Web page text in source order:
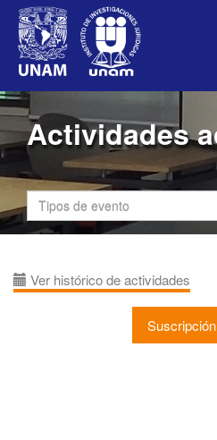
Actividades
Tipos de evento
Ver histórico de actividades